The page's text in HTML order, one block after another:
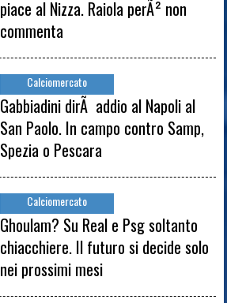
piace al Nizza. Raiola perÃ² non
commenta
Calciomercato
Gabbiadini dirÃ addio al Napoli al
San Paolo. In campo contro Samp,
Spezia o Pescara
Calciomercato
Ghoulam? Su Real e Psg soltanto
chiacchiere. Il futuro si decide solo
nei prossimi mesi